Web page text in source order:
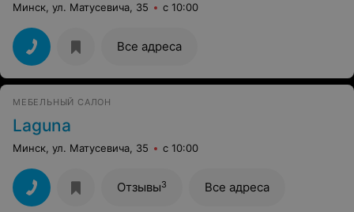
Минск, ул. Матусевича, 35 с 10:00
Все адреса
МЕБЕЛЬНЫЙ САЛОН
Laguna
Минск, ул. Матусевича, 35 с 10:00
Отзывы3 Все адреса